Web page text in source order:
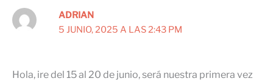
ADRIAN
5 JUNIO, 2025 A LAS 2:43 PM
Hola, ire del 15 al 20 de junio, será nuestra primera vez